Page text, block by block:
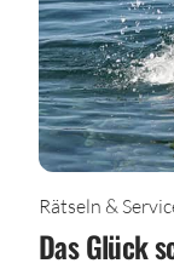
Rätseln &
Das Glück